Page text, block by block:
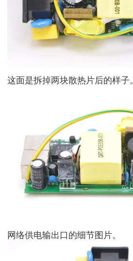
这面是拆掉两块散热片后的样子。
网络供电输出口的细节图片。